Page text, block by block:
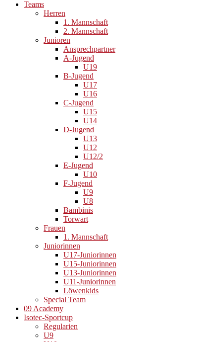
Teams
Herren
1. Mannschaft
2. Mannschaft
Junioren
Ansprechpartner
A-Jugend
U19
B-Jugend
U17
U16
C-Jugend
U15
U14
D-Jugend
U13
U12
U12/2
E-Jugend
U10
F-Jugend
U9
U8
Bambinis
Torwart
Frauen
1. Mannschaft
Juniorinnen
U17-Juniorinnen
U15-Juniorinnen
U13-Juniorinnen
U11-Juniorinnen
Löwenkids
Special Team
09 Academy
Isotec-Sportcup
Regularien
U9